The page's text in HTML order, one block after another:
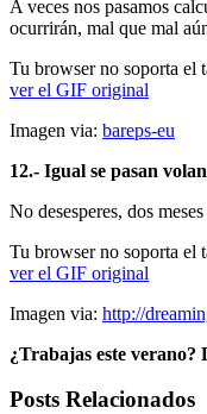
A veces nos pasamos
ocurrirán, mal que mal
Tu browser no soporta
ver el GIF original
Imagen via: bareps-eu
12.- Igual se pasan
No desesperes, dos
Tu browser no soporta
ver el GIF original
Imagen via: http://
¿Trabajas este verano?
Posts Relacionados